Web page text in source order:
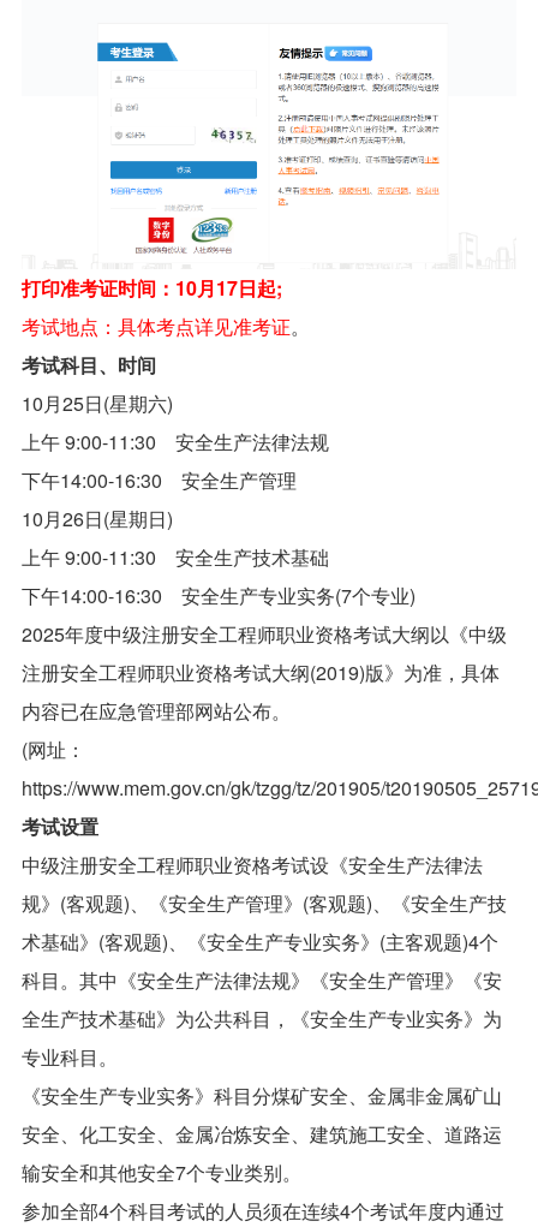
打印准考证时间：10月17日起;
考试地点：具体考点详见准考证。
考试科目、时间
10月25日(星期六)
上午 9:00-11:30 安全生产法律法规
下午14:00-16:30 安全生产管理
10月26日(星期日)
上午 9:00-11:30 安全生产技术基础
下午14:00-16:30 安全生产专业实务(7个专业)
2025年度中级注册安全工程师职业资格考试大纲以《中级
注册安全工程师职业资格考试大纲(2019)版》为准，具体
内容已在应急管理部网站公布。
(网址：
https://www.mem.gov.cn/gk/tzgg/tz/201905/
考试设置
中级注册安全工程师职业资格考试设《安全生产法律法
规》(客观题)、《安全生产管理》(客观题)、《安全生产技
术基础》(客观题)、《安全生产专业实务》(主客观题)4个
科目。其中《安全生产法律法规》《安全生产管理》《安
全生产技术基础》为公共科目，《安全生产专业实务》为
专业科目。
《安全生产专业实务》科目分煤矿安全、金属非金属矿山
安全、化工安全、金属冶炼安全、建筑施工安全、道路运
输安全和其他安全7个专业类别。
参加全部4个科目考试的人员须在连续4个考试年度内通过